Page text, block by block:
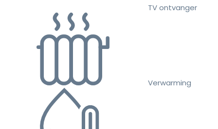
TV ontvanger
Verwarming